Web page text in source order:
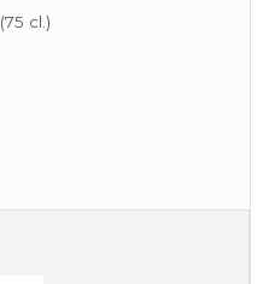
(75 cl.)